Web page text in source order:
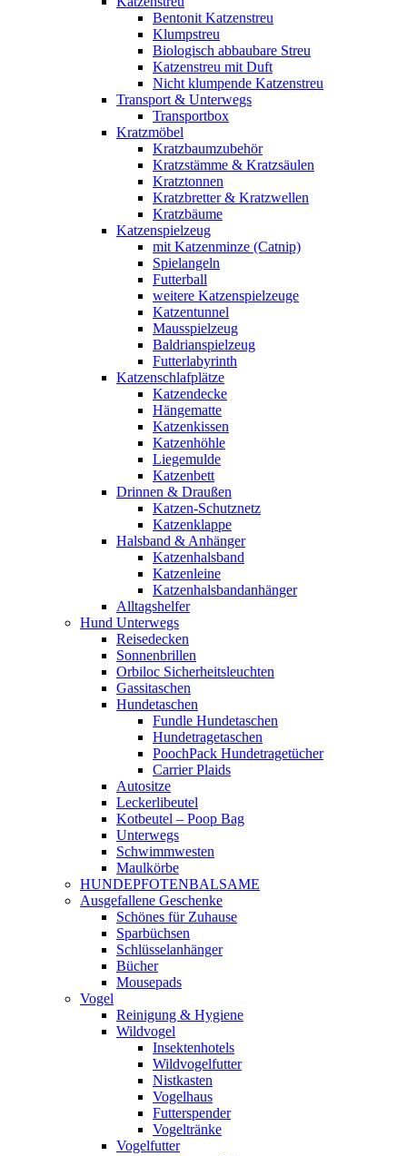
Bentonit Katzenstreu
Klumpstreu
Biologisch abbaubare Streu
Katzenstreu mit Duft
Nicht klumpende Katzenstreu
Transport & Unterwegs
Transportbox
Kratzmöbel
Kratzbaumzubehör
Kratzstämme & Kratzsäulen
Kratztonnen
Kratzbretter & Kratzwellen
Kratzbäume
Katzenspielzeug
mit Katzenminze (Catnip)
Spielangeln
Futterball
weitere Katzenspielzeuge
Katzentunnel
Mausspielzeug
Baldrianspielzeug
Futterlabyrinth
Katzenschlafplätze
Katzendecke
Hängematte
Katzenkissen
Katzenhöhle
Liegemulde
Katzenbett
Drinnen & Draußen
Katzen-Schutznetz
Katzenklappe
Halsband & Anhänger
Katzenhalsband
Katzenleine
Katzenhalsbandanhänger
Alltagshelfer
Hund Unterwegs
Reisedecken
Sonnenbrillen
Orbiloc Sicherheitsleuchten
Gassitaschen
Hundetaschen
Fundle Hundetaschen
Hundetragetaschen
PoochPack Hundetragetücher
Carrier Plaids
Autositze
Leckerlibeutel
Kotbeutel – Poop Bag
Unterwegs
Schwimmwesten
Maulkörbe
HUNDEPFOTENBALSAME
Ausgefallene Geschenke
Schönes für Zuhause
Sparbüchsen
Schlüsselanhänger
Bücher
Mousepads
Vogel
Reinigung & Hygiene
Wildvogel
Insektenhotels
Wildvogelfutter
Nistkasten
Vogelhaus
Futterspender
Vogeltränke
Vogelfutter